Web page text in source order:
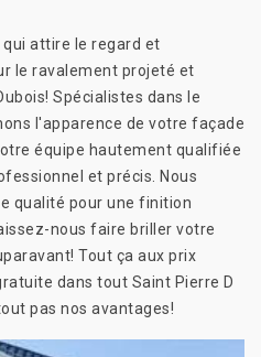
attire le regard et
le ravalement projeté et
Spécialistes dans le
l'apparence de votre façade
équipe hautement qualifiée
et précis. Nous
qualité pour une finition
nous faire briller votre
Tout ça aux prix
dans tout Saint Pierre D
pas nos avantages!